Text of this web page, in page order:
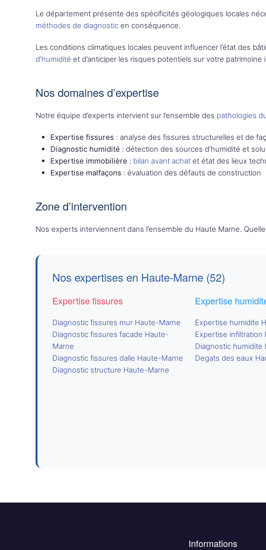
Le département présente des spécificités géologiques locales
méthodes de diagnostic en conséquence.
Les conditions climatiques locales peuvent influencer l’état des
d’humidité et d’anticiper les risques potentiels sur votre patrimoine
Nos domaines d’expertise
Notre équipe d’experts intervient sur l’ensemble des pathologies
Expertise fissures : analyse des fissures structurelles et de
Diagnostic humidité : détection des sources d’humidité et
Expertise immobilière : bilan avant achat et état des lieux
Expertise malfaçons : évaluation des défauts de construction
Zone d’intervention
Nos experts interviennent dans l’ensemble du Haute Marne.
Nos expertises en Haute-Marne (52)
Expertise fissures
Diagnostic fissures mur Haute-Marne
Diagnostic fissures facade Haute-
Marne
Diagnostic fissures dalle Haute-Marne
Diagnostic structure Haute-Marne
Expertise
Expertise humidite
Expertise infiltration
Diagnostic humidite
Degats des eaux
Informations